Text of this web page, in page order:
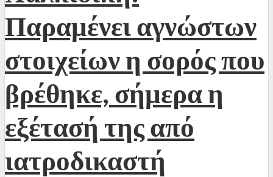
Παραμένει αγνώστων
στοιχείων η σορός που
βρέθηκε, σήμερα η
εξέτασή της από
ιατροδικαστή